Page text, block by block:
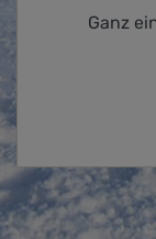
Ganz